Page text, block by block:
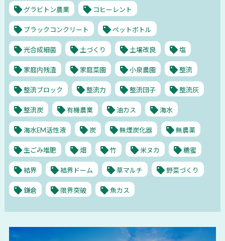
グラビトン農業 コヒーレント
ブラックコンクリート ペットボトル
光合成細菌 土づくり 土壌改良 塩
家庭内残渣 家庭菜園 小泉農園 整流
整流ブロック 整流力 整流団子 整流灰
整流炭 有機農業 油カス 海水
海水EM活性液 炭 無煙炭化器 無農薬
生ごみ堆肥 畑 竹 米ヌカ 糖蜜
結界 結界ドーム 草マルチ 野菜づくり
鎌倉 限界突破 魚カス